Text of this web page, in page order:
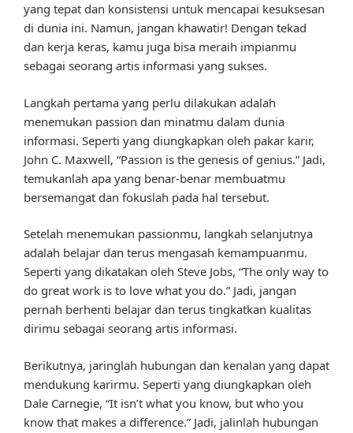
yang tepat dan konsistensi untuk mencapai kesuksesan
di dunia ini. Namun, jangan khawatir! Dengan tekad
dan kerja keras, kamu juga bisa meraih impianmu
sebagai seorang artis informasi yang sukses.
Langkah pertama yang perlu dilakukan adalah
menemukan passion dan minatmu dalam dunia
informasi. Seperti yang diungkapkan oleh pakar karir,
John C. Maxwell, “Passion is the genesis of genius.” Jadi,
temukanlah apa yang benar-benar membuatmu
bersemangat dan fokuslah pada hal tersebut.
Setelah menemukan passionmu, langkah selanjutnya
adalah belajar dan terus mengasah kemampuanmu.
Seperti yang dikatakan oleh Steve Jobs, “The only way to
do great work is to love what you do.” Jadi, jangan
pernah berhenti belajar dan terus tingkatkan kualitas
dirimu sebagai seorang artis informasi.
Berikutnya, jaringlah hubungan dan kenalan yang dapat
mendukung karirmu. Seperti yang diungkapkan oleh
Dale Carnegie, “It isn’t what you know, but who you
know that makes a difference.” Jadi, jalinlah hubungan